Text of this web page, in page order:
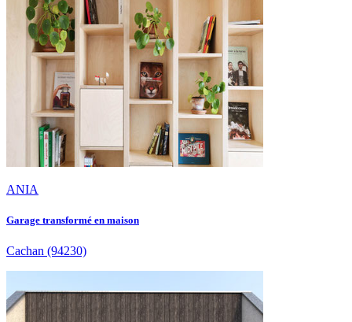
ANIA
Garage transformé en maison
Cachan (94230)